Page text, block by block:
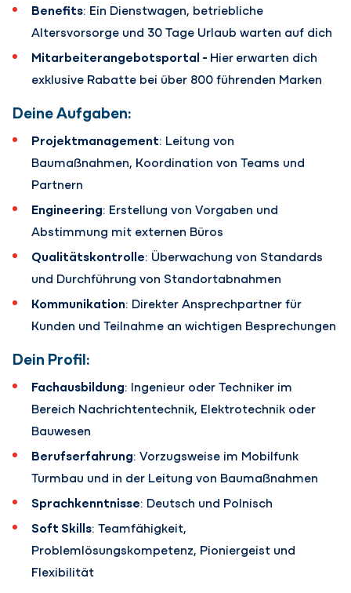
Benefits: Ein Dienstwagen, betriebliche
Altersvorsorge und 30 Tage Urlaub warten auf dich
Mitarbeiterangebotsportal - Hiererwarten dich
exklusive Rabatte bei über 800 führenden Marken
Deine Aufgaben:
Projektmanagement: Leitung von
Baumaßnahmen, Koordination von Teams und
Partnern
Engineering: Erstellung von Vorgaben und
Abstimmung mit externen Büros
Qualitätskontrolle: Überwachung von Standards
und Durchführung von Standortabnahmen
Kommunikation: Direkter Ansprechpartner für
Kunden und Teilnahme an wichtigen Besprechungen
Dein Profil:
Fachausbildung: Ingenieur oder Techniker im
Bereich Nachrichtentechnik, Elektrotechnik oder
Bauwesen
Berufserfahrung: Vorzugsweise im Mobilfunk
Turmbau und in der Leitung von Baumaßnahmen
Sprachkenntnisse: Deutsch und Polnisch
Soft Skills: Teamfähigkeit,
Problemlösungskompetenz, Pioniergeist und
Flexibilität